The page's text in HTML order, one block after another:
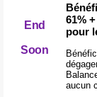
End
Soon
61%
pour
aucun